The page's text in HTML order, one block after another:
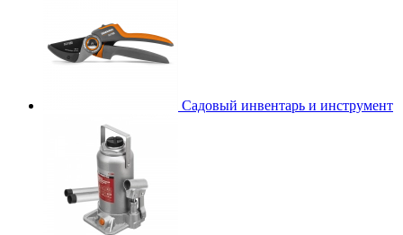
Садовый инвентарь и инструмент